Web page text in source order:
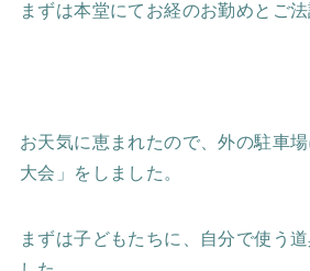
まずは本堂にてお経のお勤めとご法
お天気に恵まれたので、外の駐車
大会」をしました。
まずは子どもたちに、自分で使う